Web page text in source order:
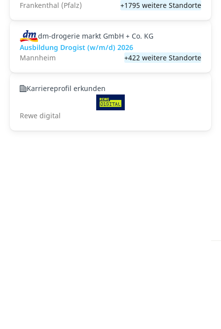
Frankenthal (Pfalz)
+1795 weitere Standorte
dm-drogerie markt GmbH + Co. KG
Ausbildung Drogist (w/m/d) 2026
Mannheim
+422 weitere Standorte
Karriereprofil erkunden
Rewe digital